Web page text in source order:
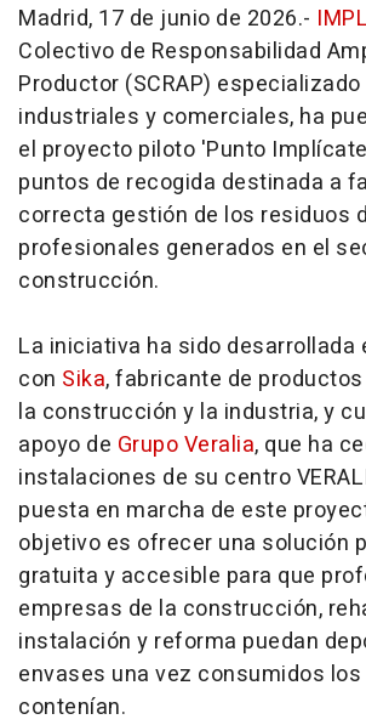
Madrid, 17 de junio de 2026.-
Colectivo de Responsabilidad
Productor (SCRAP)
industriales y comerciales, ha
el proyecto piloto 'Punto
puntos de recogida destinada a
correcta gestión de los residuos
profesionales generados en el
construcción.
La iniciativa ha sido desarrollada
con Sika, fabricante de
la construcción y la industria, y
apoyo de Grupo Veralia, que ha
instalaciones de su centro
puesta en marcha de este
objetivo es ofrecer una solución
gratuita y accesible para que
empresas de la construcción,
instalación y reforma puedan
envases una vez consumidos
contenían.